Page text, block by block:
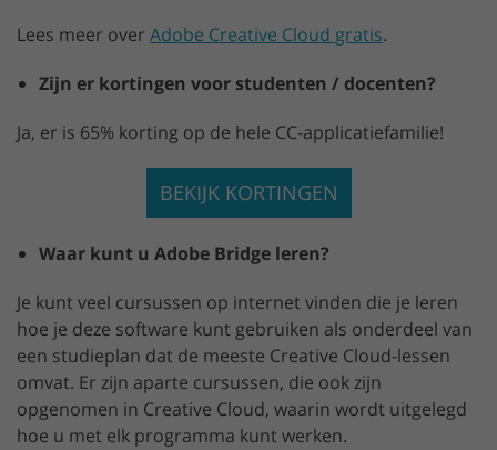
Lees meer over Adobe Creative Cloud gratis.
Zijn er kortingen voor studenten / docenten?
Ja, er is 65% korting op de hele CC-applicatiefamilie!
BEKIJK KORTINGEN
Waar kunt u Adobe Bridge leren?
Je kunt veel cursussen op internet vinden die je leren
hoe je deze software kunt gebruiken als onderdeel van
een studieplan dat de meeste Creative Cloud-lessen
omvat. Er zijn aparte cursussen, die ook zijn
opgenomen in Creative Cloud, waarin wordt uitgelegd
hoe u met elk programma kunt werken.